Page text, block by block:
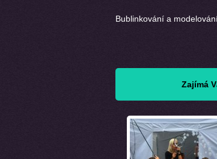
Bublinkování a
Zajímá